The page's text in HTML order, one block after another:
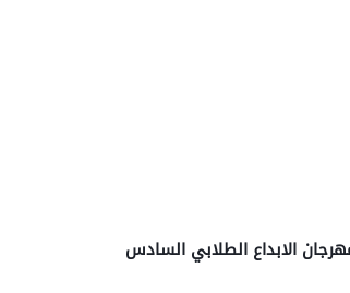
الابداع الطلابي السادس